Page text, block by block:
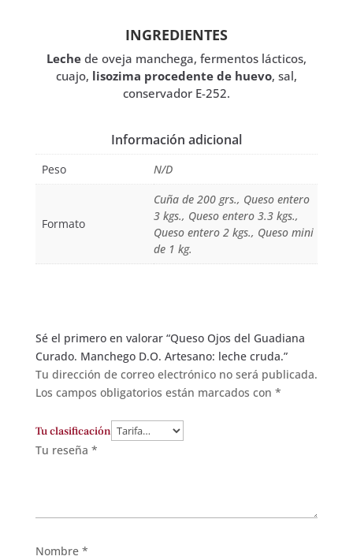
INGREDIENTES
Leche de oveja manchega, fermentos lácticos,
cuajo, lisozima procedente de huevo, sal,
conservador E-252.
Información adicional
Peso N/D
Formato
Cuña de 200 grs., Queso entero
3 kgs., Queso entero 3.3 kgs.,
Queso entero 2 kgs., Queso mini
de 1 kg.
Sé el primero en valorar “Queso Ojos del Guadiana
Curado. Manchego D.O. Artesano: leche cruda.”
Tu dirección de correo electrónico no será publicada.
Los campos obligatorios están marcados con *
Tu clasificación
Tu reseña *
Nombre *